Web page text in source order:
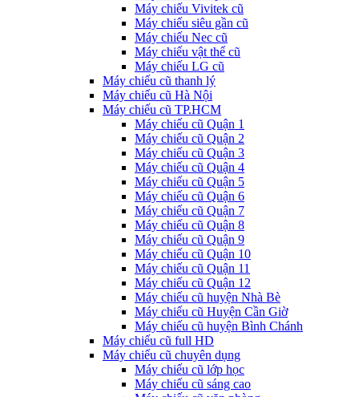
Máy chiếu Vivitek cũ
Máy chiếu siêu gần cũ
Máy chiếu Nec cũ
Máy chiếu vật thể cũ
Máy chiếu LG cũ
Máy chiếu cũ thanh lý
Máy chiếu cũ Hà Nội
Máy chiếu cũ TP.HCM
Máy chiếu cũ Quận 1
Máy chiếu cũ Quận 2
Máy chiếu cũ Quận 3
Máy chiếu cũ Quận 4
Máy chiếu cũ Quận 5
Máy chiếu cũ Quận 6
Máy chiếu cũ Quận 7
Máy chiếu cũ Quận 8
Máy chiếu cũ Quận 9
Máy chiếu cũ Quận 10
Máy chiếu cũ Quận 11
Máy chiếu cũ Quận 12
Máy chiếu cũ huyện Nhà Bè
Máy chiếu cũ Huyện Cần Giờ
Máy chiếu cũ huyện Bình Chánh
Máy chiếu cũ full HD
Máy chiếu cũ chuyên dụng
Máy chiếu cũ lớp học
Máy chiếu cũ sáng cao